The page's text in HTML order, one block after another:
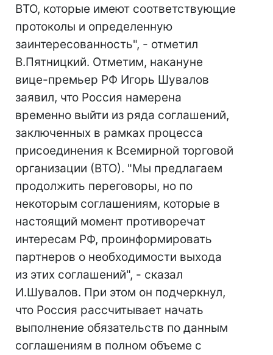
ВТО, которые имеют соответствующие
протоколы и определенную
заинтересованность", - отметил
В.Пятницкий. Отметим, накануне
вице-премьер РФ Игорь Шувалов
заявил, что Россия намерена
временно выйти из ряда соглашений,
заключенных в рамках процесса
присоединения к Всемирной торговой
организации (ВТО). "Мы предлагаем
продолжить переговоры, но по
некоторым соглашениям, которые в
настоящий момент противоречат
интересам РФ, проинформировать
партнеров о необходимости выхода
из этих соглашений", - сказал
И.Шувалов. При этом он подчеркнул,
что Россия рассчитывает начать
выполнение обязательств по данным
соглашениям в полном объеме с